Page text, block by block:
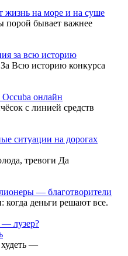
жизнь на море и на суше
порой бывает важнее
за всю историю
Всю историю конкурса
онлайн
c линией средств
ситуации на дорогах
тревоги Да
— благотворители
деньги решают все.
—